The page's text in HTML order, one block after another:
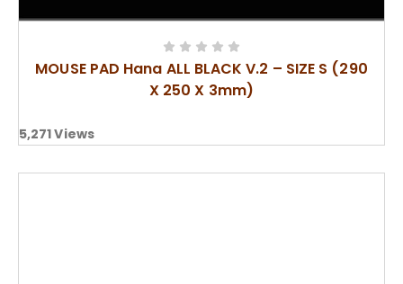
MOUSE PAD Hana ALL BLACK V.2 – SIZE S (290
X 250 X 3mm)
5,271Views